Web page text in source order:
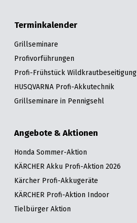
Terminkalender
Grillseminare
Profivorführungen
Profi-Frühstück Wildkrautbeseitigung
HUSQVARNA Profi-Akkutechnik
Grillseminare in Pennigsehl
Angebote & Aktionen
Honda Sommer-Aktion
KÄRCHER Akku Profi-Aktion 2026
Kärcher Profi-Akkugeräte
KÄRCHER Profi-Aktion Indoor
Tielbürger Aktion